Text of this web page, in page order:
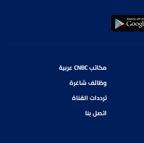
مكاتب CNBC عربية
وظائف شاغرة
ترددات القناة
اتصل بنا